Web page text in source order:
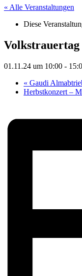
« Alle Veranstaltungen
Diese
01.11.24 um 10:00 -
« Gaudi
Herbstkonzert –